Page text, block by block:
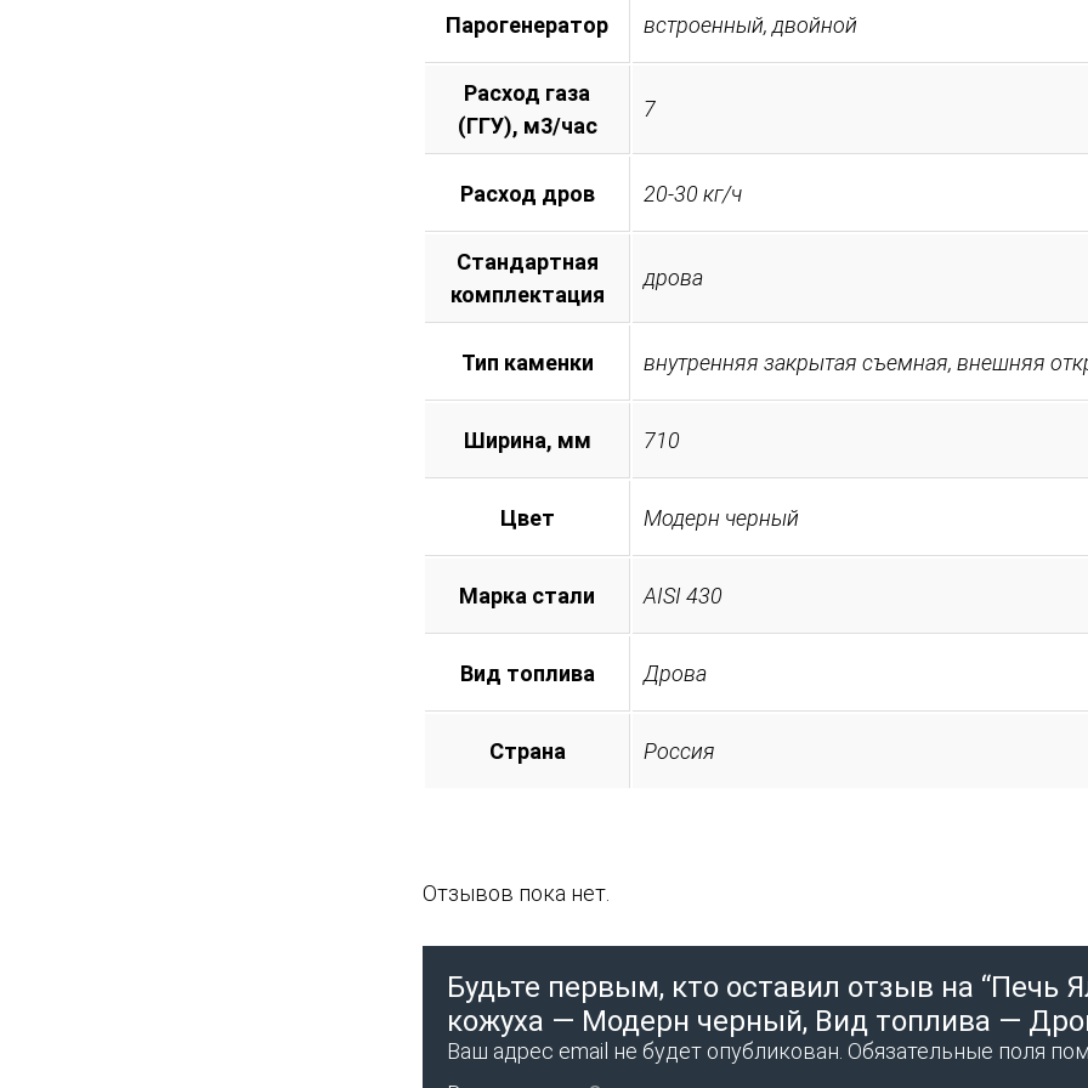
Парогенератор встроенный, двойной
Расход газа
(ГГУ), м3/час
7
Расход дров 20-30 кг/ч
Стандартная
комплектация
дрова
Тип каменки внутренняя закрытая съемная, внешняя
Ширина, мм 710
Цвет Модерн черный
Марка стали AISI 430
Вид топлива Дрова
Страна Россия
Отзывов пока нет.
Будьте первым, кто оставил отзыв на “Печь
кожуха — Модерн черный, Вид топлива —
Ваш адрес email не будет опубликован. Обязательные поля